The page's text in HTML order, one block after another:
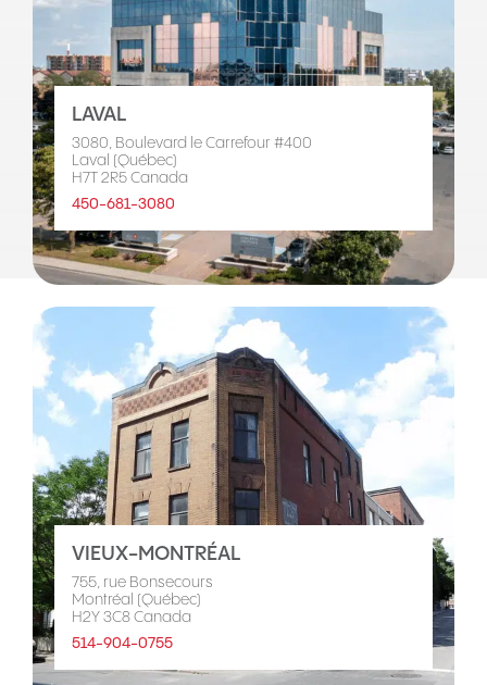
LAVAL
3080, Boulevard le Carrefour #400
Laval (Québec)
H7T 2R5 Canada
450-681-3080
VIEUX-MONTRÉAL
755, rue Bonsecours
Montréal (Québec)
H2Y 3C8 Canada
514-904-0755